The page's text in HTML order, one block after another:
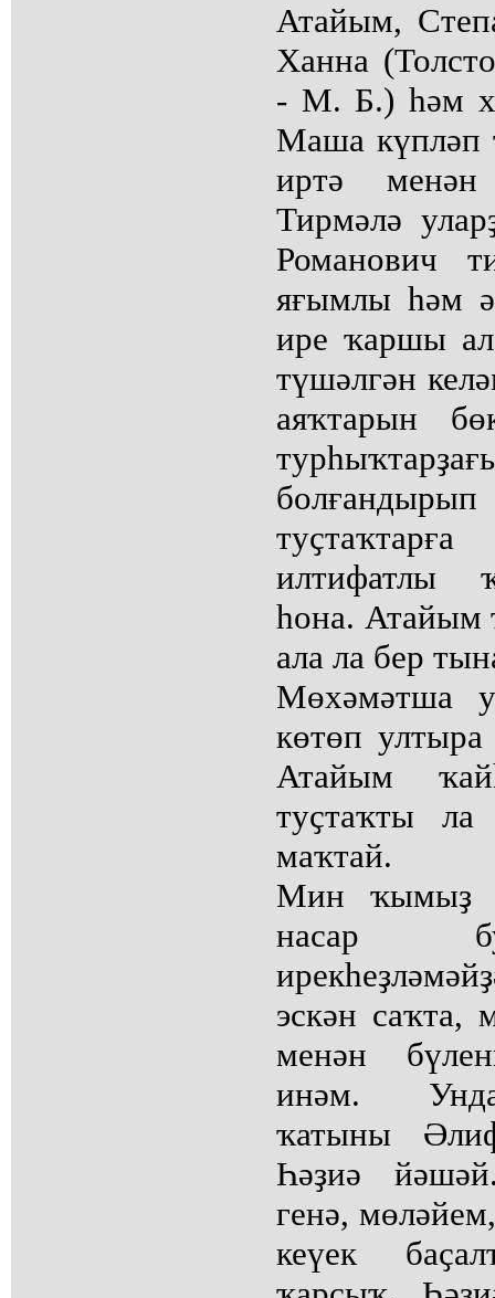
Атайым,
Ханна
- М. Б.) һәм
Маша күпләп
иртә менән
Тирмәлә
Романович
яғымлы һәм
ире ҡаршы
түшәлгән
аяҡтарын
илтифатлы
һона. Атайым
ала ла бер
Мөхәмәтша
көтөп
Атайым
туҫтаҡты ла
маҡтай.
Мин ҡымыҙ
насар
эскән саҡта,
менән
инәм.
ҡатыны
Һәҙиә
генә,
кеүек